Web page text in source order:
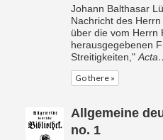
Johann Balthasar
Nachricht des
über die vom Herrn
herausgegebenen
Streitigkeiten,"
Go there »
Allgemeine
no. 1